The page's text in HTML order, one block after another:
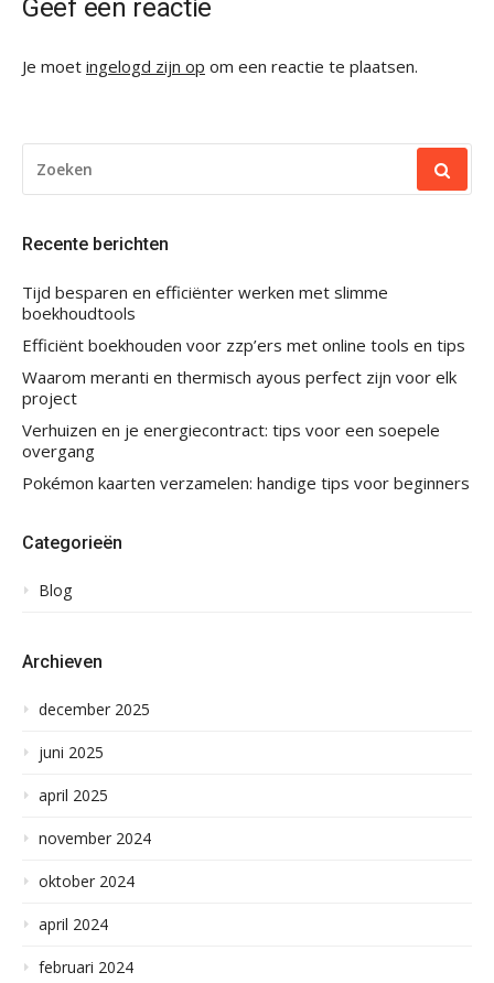
Geef een reactie
Je moet ingelogd zijn op om een reactie te plaatsen.
NAAR:
Recente berichten
Tijd besparen en efficiënter werken met slimme
boekhoudtools
Efficiënt boekhouden voor zzp’ers met online tools en tips
Waarom meranti en thermisch ayous perfect zijn voor elk
project
Verhuizen en je energiecontract: tips voor een soepele
overgang
Pokémon kaarten verzamelen: handige tips voor beginners
Categorieën
Blog
Archieven
december 2025
juni 2025
april 2025
november 2024
oktober 2024
april 2024
februari 2024